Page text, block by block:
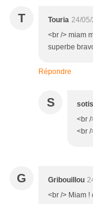
T Touria 24/
<br /> miam
superbe
Répondre
S sotis
<br /
<br /
G Gribouillou
<br /> Miam !